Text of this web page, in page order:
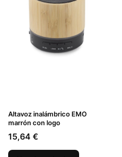
Altavoz inalámbrico EMO
marrón con logo
Precio
15,64 €